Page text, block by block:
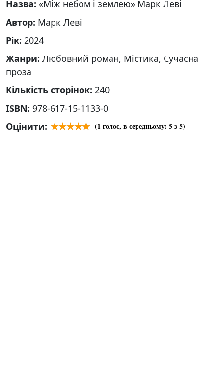
Назва: «Між небом і землею» Марк Леві
Автор: Марк Леві
Рік: 2024
Жанри: Любовний роман, Містика, Сучасна
проза
Кількість сторінок: 240
ISBN: 978-617-15-1133-0
Оцінити:
(1 голос, в середньому: 5з 5)